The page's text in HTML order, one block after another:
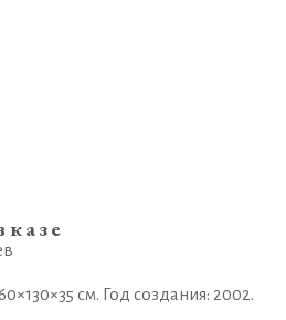
см. Год создания: 2002.